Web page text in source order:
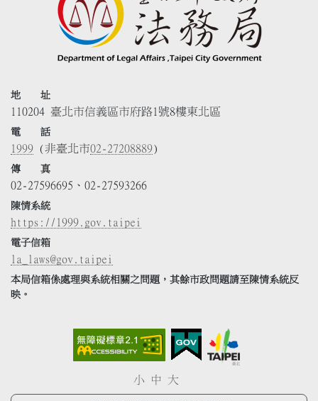
地 址
110204 臺北市信義區市府路1號8樓東北區
電 話
1999 (非臺北市02-27208889)
傳 真
02-27596695、02-27593266
陳情系統
https://1999.gov.taipei
電子信箱
la_laws@gov.taipei
本局信箱係處理與系統相關之問題，其餘市政問題請至陳情系統反
映。
小 中 大